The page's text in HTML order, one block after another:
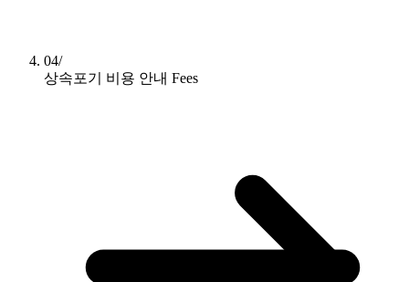
04/
상속포기 비용 안내 Fees